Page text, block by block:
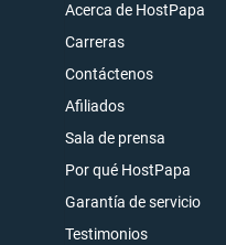
Acerca de HostPapa
Carreras
Contáctenos
Afiliados
Sala de prensa
Por qué HostPapa
Garantía de servicio
Testimonios